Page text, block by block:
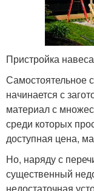
Пристройка
Самостоятельное
начинается с
материал с
среди которых
доступная цена,
Но, наряду с
существенный